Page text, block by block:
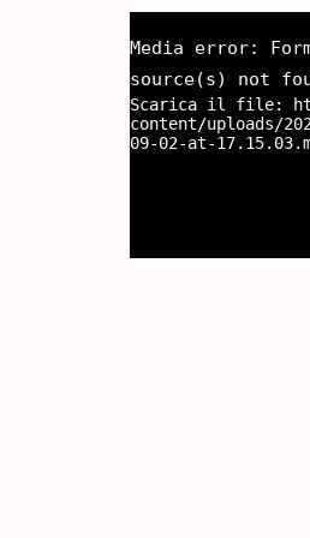
Media error:
source(s) not
Scarica il file:
content/uploads/
09-02-at-